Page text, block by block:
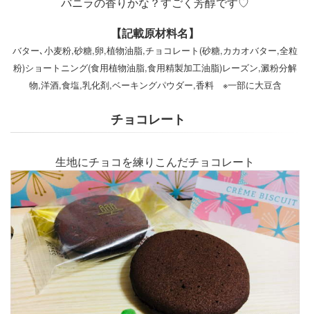
【記載原材料名】
バター､小麦粉,砂糖,卵,植物油脂,チョコレート(砂糖,カカオバター,全粒
粉)ショートニング(食用植物油脂,食用精製加工油脂)レーズン,澱粉分解
物,洋酒,食塩,乳化剤,ベーキングパウダー,香料 ※一部に大豆含
チョコレート
生地にチョコを練りこんだチョコレート